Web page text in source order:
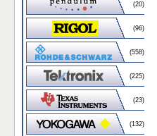
(20)
(96)
(558)
(225)
(23)
(132)